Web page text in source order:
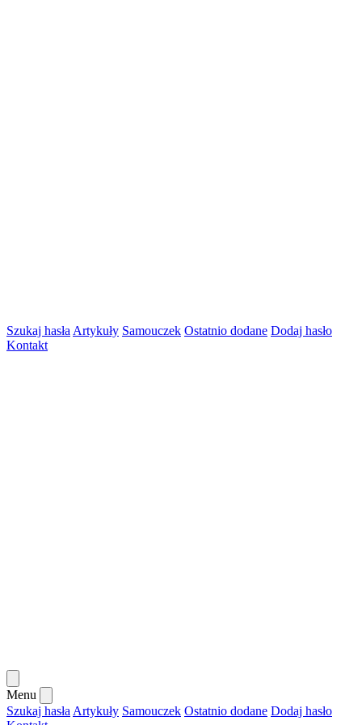
Szukaj hasła Artykuły Samouczek Ostatnio dodane Dodaj hasło
Kontakt
Menu
Szukaj hasła Artykuły Samouczek Ostatnio dodane Dodaj hasło